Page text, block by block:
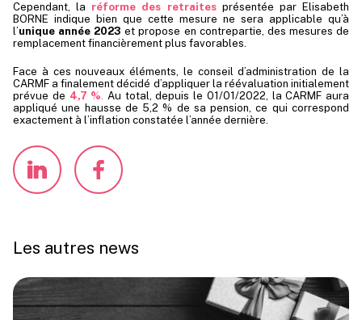
Cependant, la réforme des retraites présentée par Elisabeth
BORNE indique bien que cette mesure ne sera applicable qu’à
l’unique année 2023 et propose en contrepartie, des mesures de
remplacement financièrement plus favorables.
Face à ces nouveaux éléments, le conseil d’administration de la
CARMF a finalement décidé d’appliquer la réévaluation initialement
prévue de 4,7 %. Au total, depuis le 01/01/2022, la CARMF aura
appliqué une hausse de 5,2 % de sa pension, ce qui correspond
exactement à l’inflation constatée l’année dernière.
Les autres news